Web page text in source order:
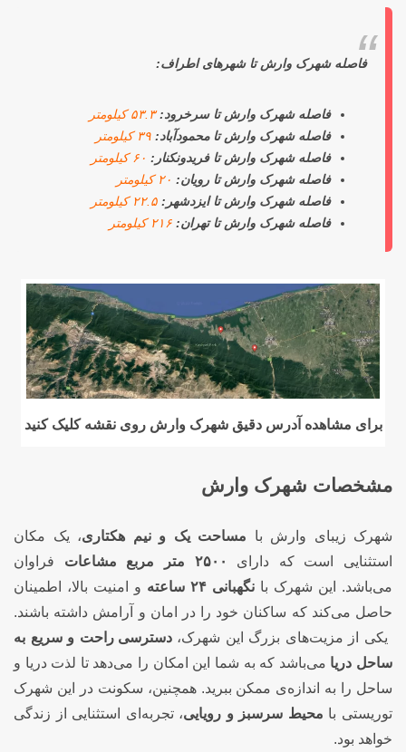
فاصله شهرک وارش تا شهرهای اطراف:
فاصله شهرک وارش تا سرخرود:۵۳.۳ کیلومتر
فاصله شهرک وارش تا محمودآباد: ۳۹ کیلومتر
فاصله شهرک وارش تا فریدونکنار:
فاصله شهرک وارش تا رویان:
فاصله شهرک وارش تا ایزدشهر: ۲۲.۵ کیلومتر
فاصله شهرک وارش تا تهران: ۲۱۶ کیلومتر
برای مشاهده آدرس دقیق شهرک وارش روی نقشه کلیک کنید
مشخصات شهرک وارش
شهرک زیبای وارش با مساحت یک و نیم هکتاری، یک مکان
استثنایی است که دارای
فراوان
می‌باشد. این شهرک با نگهبانی ۲۴ ساعته
و امنیت بالا، اطمینان
حاصل می‌کند که ساکنان خود را در امان و آرامش داشته باشند.
یکی از مزیت‌های بزرگ این شهرک،دسترسی راحت و سریع به
ساحل دریا می‌باشد که به شما این امکان را می‌دهد تا لذت دریا و
ساحل را به اندازه‌ی ممکن ببرید. همچنین، سکونت در این شهرک
توریستی با محیط سرسبز و رویایی، تجربه‌ای استثنایی از زندگی
خواهد بود.